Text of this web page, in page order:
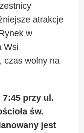
atrakcje
w
Wsi
czas wolny na
przy ul.
św.
jest